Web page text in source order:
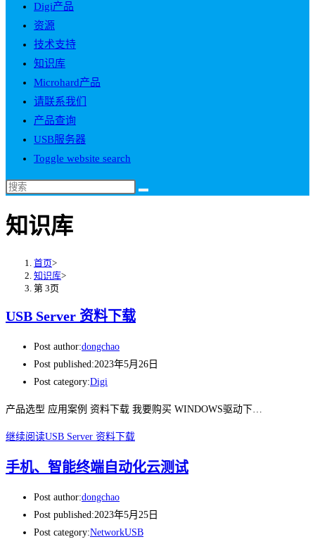
Digi产品
资源
技术支持
知识库
Microhard产品
请联系我们
产品查询
USB服务器
Toggle website search
知识库
首页>
知识库>
第 3页
USB Server 资料下载
Post author:dongchao
Post published:2023年5月26日
Post category:Digi
产品选型 应用案例 资料下载 我要购买 WINDOWS驱动下…
继续阅读USB Server 资料下载
手机、智能终端自动化云测试
Post author:dongchao
Post published:2023年5月25日
Post category:NetworkUSB